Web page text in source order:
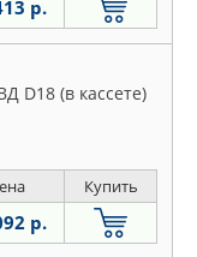
р.
D18 (в кассете)
Купить
р.